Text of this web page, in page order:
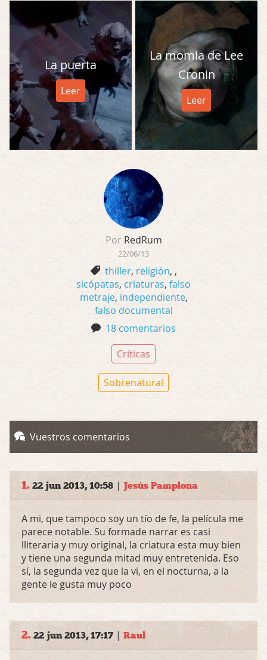
La puerta
Leer
La momia de Lee
Cronin
Leer
Por RedRum
22/06/13
thiller, religión, ,
sicópatas, criaturas, falso
metraje, independiente,
falso documental
18 comentarios
Críticas
Sobrenatural
Vuestros comentarios
1. 22 jun 2013, 10:58 | Jesús Pamplona
A mi, que tampoco soy un tío de fe, la película me
parece notable. Su formade narrar es casi
lliteraria y muy original, la criatura esta muy bien
y tiene una segunda mitad muy entretenida. Eso
sí, la segunda vez que la vi, en el nocturna, a la
gente le gusta muy poco
2. 22 jun 2013, 17:17 | Raul